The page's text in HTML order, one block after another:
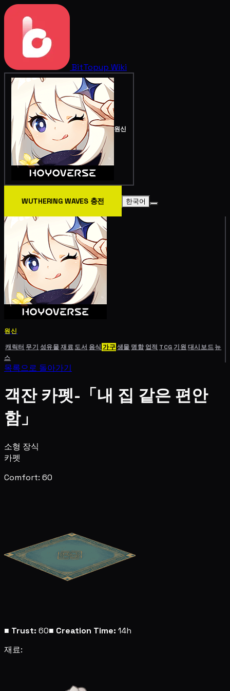
BitTopup Wiki
원신
WUTHERING WAVES 충전 한국어
원신
캐릭터 무기 성유물재료도서 음식 가구생물 명함 업적 TCG기원 대시보드뉴
스
목록으로 돌아가기
객잔 카펫-「내 집 같은 편안
함」
소형 장식
카펫
Comfort: 60
■ Trust: 60■ Creation Time: 14h
재료: